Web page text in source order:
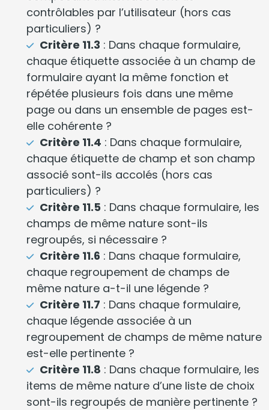
contrôlables par l’utilisateur (hors cas
particuliers) ?
Critère 11.3 : Dans chaque formulaire,
chaque étiquette associée à un champ de
formulaire ayant la même fonction et
répétée plusieurs fois dans une même
page ou dans un ensemble de pages est-
elle cohérente ?
Critère 11.4 : Dans chaque formulaire,
chaque étiquette de champ et son champ
associé sont-ils accolés (hors cas
particuliers) ?
Critère 11.5 : Dans chaque formulaire, les
champs de même nature sont-ils
regroupés, si nécessaire ?
Critère 11.6 : Dans chaque formulaire,
chaque regroupement de champs de
même nature a-t-il une légende ?
Critère 11.7 : Dans chaque formulaire,
chaque légende associée à un
regroupement de champs de même nature
est-elle pertinente ?
Critère 11.8 : Dans chaque formulaire, les
items de même nature d’une liste de choix
sont-ils regroupés de manière pertinente ?